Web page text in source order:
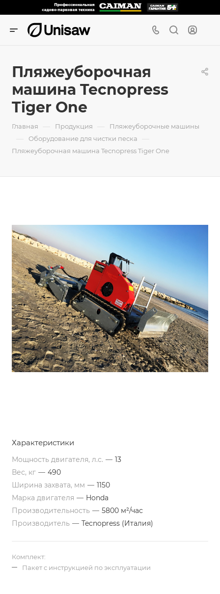
Пляжеуборочная
машина Tecnopress
Tiger One
Главная — Продукция — Пляжеуборочные машины
— Оборудование для чистки песка —
Пляжеуборочная машина Tecnopress Tiger One
Характеристики
Мощность двигателя, л.с. — 13
Вес, кг — 490
Ширина захвата, мм — 1150
Марка двигателя — Honda
Производительность — 5800 м²/час
Производитель — Tecnopress (Италия)
Комплект:
Пакет с инструкцией по эксплуатации